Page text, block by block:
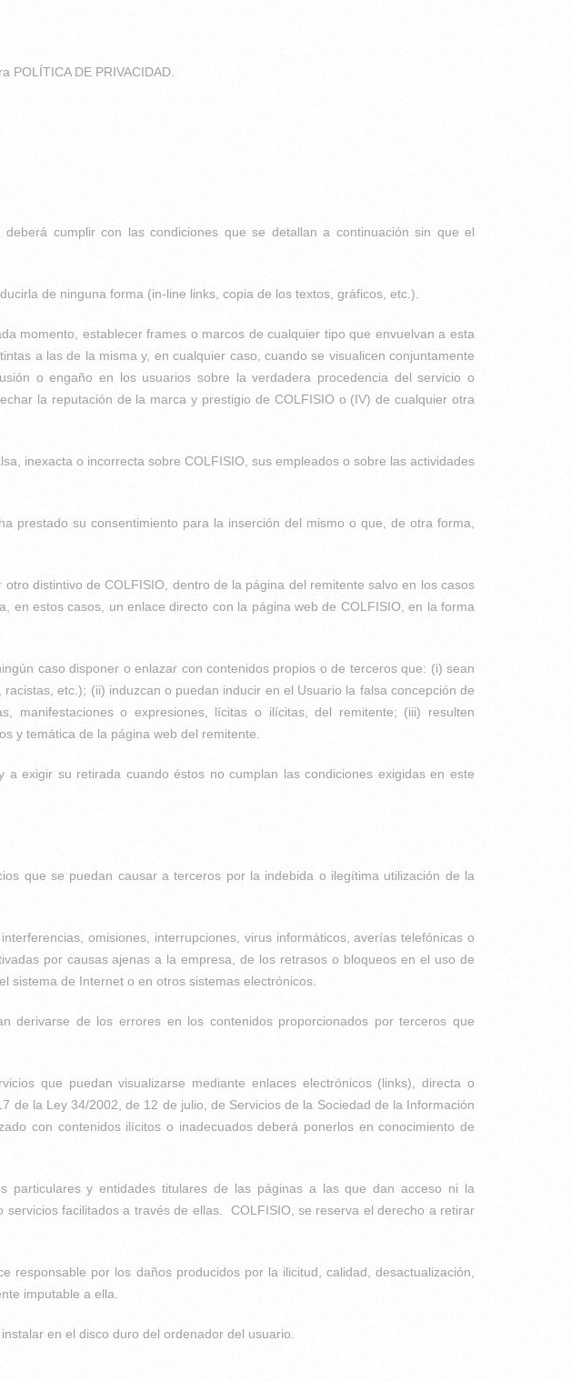
DE PRIVACIDAD.
cumplir con las condiciones que se detallan a continuación sin que el
de ninguna forma (in-line links, copia de los textos, gráficos, etc.).
momento, establecer frames o marcos de cualquier tipo que envuelvan a esta
a las de la misma y, en cualquier caso, cuando se visualicen conjuntamente
o engaño en los usuarios sobre la verdadera procedencia del servicio o
la reputación de la marca y prestigio de COLFISIO o (IV) de cualquier otra
inexacta o incorrecta sobre COLFISIO, sus empleados o sobre las actividades
prestado su consentimiento para la inserción del mismo o que, de otra forma,
distintivo de COLFISIO, dentro de la página del remitente salvo en los casos
en estos casos, un enlace directo con la página web de COLFISIO, en la forma
caso disponer o enlazar con contenidos propios o de terceros que: (i) sean
etc.); (ii) induzcan o puedan inducir en el Usuario la falsa concepción de
manifestaciones o expresiones, lícitas o ilícitas, del remitente; (iii) resulten
y temática de la página web del remitente.
exigir su retirada cuando éstos no cumplan las condiciones exigidas en este
que se puedan causar a terceros por la indebida o ilegítima utilización de la
omisiones, interrupciones, virus informáticos, averías telefónicas o
por causas ajenas a la empresa, de los retrasos o bloqueos en el uso de
sistema de Internet o en otros sistemas electrónicos.
derivarse de los errores en los contenidos proporcionados por terceros que
que puedan visualizarse mediante enlaces electrónicos (links), directa o
de la Ley 34/2002, de 12 de julio, de Servicios de la Sociedad de la Información
con contenidos ilícitos o inadecuados deberá ponerlos en conocimiento de
particulares y entidades titulares de las páginas a las que dan acceso ni la
facilitados a través de ellas. COLFISIO, se reserva el derecho a retirar
por los daños producidos por la ilicitud, calidad, desactualización,
imputable a ella.
en el disco duro del ordenador del usuario.